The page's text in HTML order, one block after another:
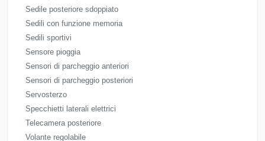
Sedile posteriore sdoppiato
Sedili con funzione memoria
Sedili sportivi
Sensore pioggia
Sensori di parcheggio anteriori
Sensori di parcheggio posteriori
Servosterzo
Specchietti laterali elettrici
Telecamera posteriore
Volante regolabile